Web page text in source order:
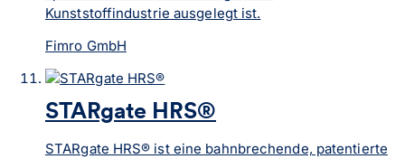
Kunststoffindustrie ausgelegt ist.
Fimro GmbH
STARgate HRS®
STARgate HRS® ist eine bahnbrechende, patentierte